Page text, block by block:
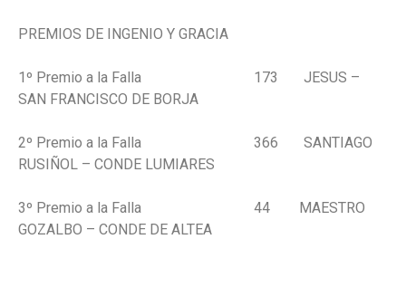
PREMIOS DE INGENIO Y GRACIA
1º Premio a la Falla 173 JESUS –
SAN FRANCISCO DE BORJA
2º Premio a la Falla 366 SANTIAGO
RUSIÑOL – CONDE LUMIARES
3º Premio a la Falla 44 MAESTRO
GOZALBO – CONDE DE ALTEA